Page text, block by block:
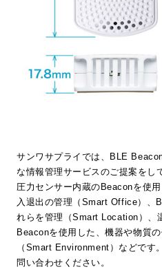
サンワサプライでは、BLE
な情報管理サービスのご提案をし
圧力センサー内蔵のBeaconを使
入退出の管理（Smart Office）、
れらを管理（Smart Location）、
Beaconを使用した、機器や物質
（Smart Environment）などです
問い合わせください。